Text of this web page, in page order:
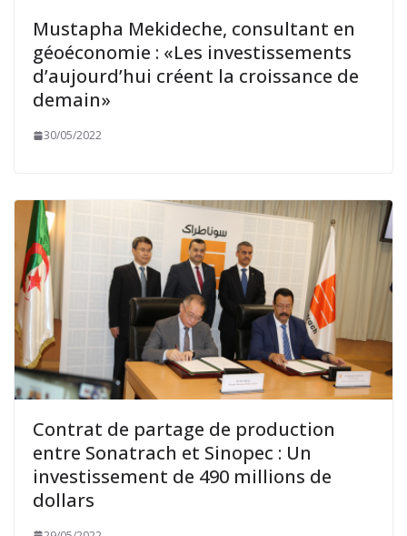
Mustapha Mekideche, consultant en
géoéconomie : «Les investissements
d’aujourd’hui créent la croissance de
demain»
30/05/2022
Contrat de partage de production
entre Sonatrach et Sinopec : Un
investissement de 490 millions de
dollars